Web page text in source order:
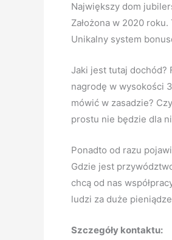
Największy dom
Założona w 2020
Unikalny system
Jaki jest tutaj dochód?
nagrodę w wysokości
mówić w zasadzie?
prostu nie będzie dla
Ponadto od razu
Gdzie jest
chcą od nas
ludzi za duże
Szczegóły kontaktu: